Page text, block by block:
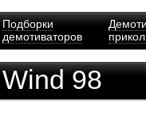
Подборки
демотиваторов
98